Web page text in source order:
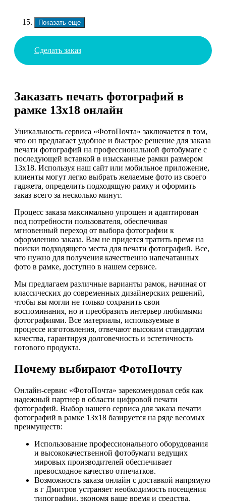
Показать еще
Сделать заказ
Заказать печать фотографий в
рамке 13х18 онлайн
Уникальность сервиса «ФотоПочта» заключается в том,
что он предлагает удобное и быстрое решение для заказа
печати фотографий на профессиональной фотобумаге с
последующей вставкой в изысканные рамки размером
13х18. Используя наш сайт или мобильное приложение,
клиенты могут легко выбрать желаемые фото из своего
гаджета, определить подходящую рамку и оформить
заказ всего за несколько минут.
Процесс заказа максимально упрощен и адаптирован
под потребности пользователя, обеспечивая
мгновенный переход от выбора фотографии к
оформлению заказа. Вам не придется тратить время на
поиски подходящего места для печати фотографий. Все,
что нужно для получения качественно напечатанных
фото в рамке, доступно в нашем сервисе.
Мы предлагаем различные варианты рамок, начиная от
классических до современных дизайнерских решений,
чтобы вы могли не только сохранить свои
воспоминания, но и преобразить интерьер любимыми
фотографиями. Все материалы, используемые в
процессе изготовления, отвечают высоким стандартам
качества, гарантируя долговечность и эстетичность
готового продукта.
Почему выбирают ФотоПочту
Онлайн-сервис «ФотоПочта» зарекомендовал себя как
надежный партнер в области цифровой печати
фотографий. Выбор нашего сервиса для заказа печати
фотографий в рамке 13х18 базируется на ряде весомых
преимуществ:
Использование профессионального оборудования
и высококачественной фотобумаги ведущих
мировых производителей обеспечивает
превосходное качество отпечатков.
Возможность заказа онлайн с доставкой напрямую
в г Дмитров устраняет необходимость посещения
типографии, экономя ваше время и средства.